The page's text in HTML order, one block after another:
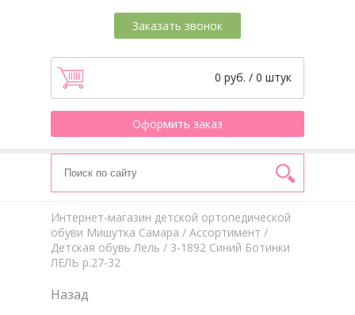
Заказать звонок
0 руб. / 0 штук
Оформить заказ
Интернет-магазин детской ортопедической
обуви Мишутка Самара / Aссортимент /
Детская обувь Лель / 3-1892 Синий Ботинки
ЛЕЛЬ р.27-32
Назад